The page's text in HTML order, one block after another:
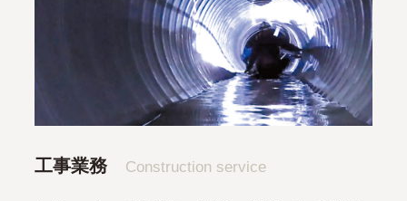
工事業務 Construction service